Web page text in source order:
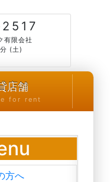
限会社
(土)
店舗
for rent
方へ